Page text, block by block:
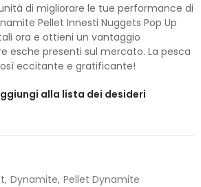
di migliorare le tue performance di
Pellet Innesti Nuggets Pop Up
ora e ottieni un vantaggio
esche presenti sul mercato. La pesca
eccitante e gratificante!
alla lista dei desideri
Dynamite Pellet Dynamite